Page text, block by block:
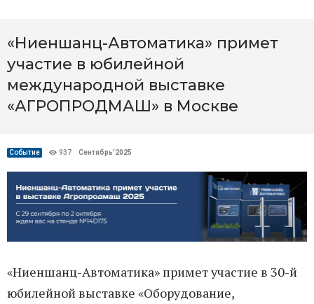
«Ниеншанц-Автоматика» примет
участие в юбилейной
международной выставке
«АГРОПРОДМАШ» в Москве
Событие 937 Сентябрь’2025
«Ниеншанц-Автоматика» примет участие в 30-й
юбилейной выставке «Оборудование,